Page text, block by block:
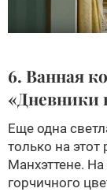
6. Ванная
«Дневники
Еще одна
только на этот
Манхэттене.
горчичного